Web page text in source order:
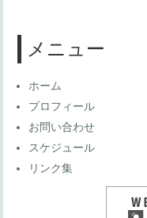
メニュー
ホーム
プロフィール
お問い合わせ
スケジュール
リンク集